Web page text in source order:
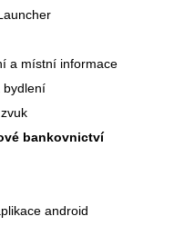
a místní informace
bydlení
bankovnictví
android